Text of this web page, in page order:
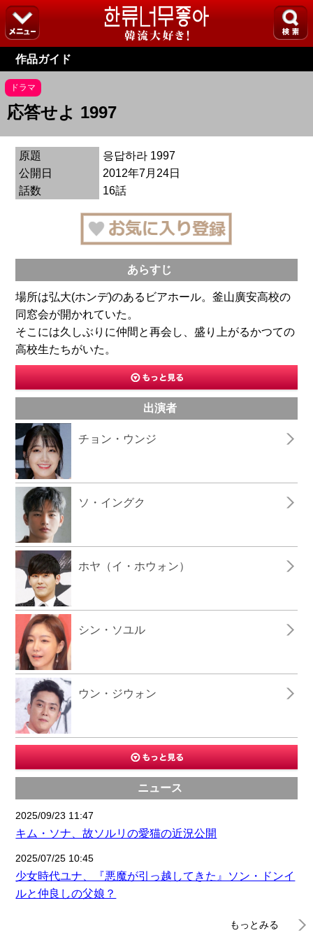
作品ガイド
ドラマ
応答せよ 1997
原題
응답하라 1997
公開日
2012年7月24日
話数
16話
あらすじ
場所は弘大(ホンデ)のあるビアホール。釜山廣安高校の
同窓会が開かれていた。
そこには久しぶりに仲間と再会し、盛り上がるかつての
高校生たちがいた。
出演者
チョン・ウンジ
ソ・イングク
ホヤ（イ・ホウォン）
シン・ソユル
ウン・ジウォン
ニュース
2025/09/23 11:47
キム・ソナ、故ソルリの愛猫の近況公開
2025/07/25 10:45
少女時代ユナ、『悪魔が引っ越してきた』ソン・ドンイ
ルと仲良しの父娘？
もっとみる